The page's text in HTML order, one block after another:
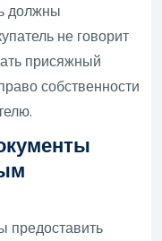
должны
не говорит
присяжный
собственности
предоставить